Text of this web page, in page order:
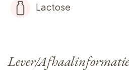
Lactose
Lever/Afhaalinformatie